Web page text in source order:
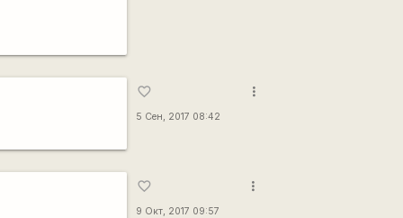
favorite_border
5 Сен, 2017 08:42
more_vert
favorite_border
9 Окт, 2017 09:57
more_vert